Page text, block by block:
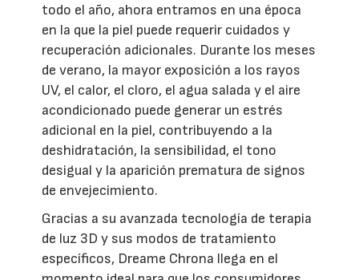
todo el año, ahora entramos en una época
en la que la piel puede requerir cuidados y
recuperación adicionales. Durante los meses
de verano, la mayor exposición a los rayos
UV, el calor, el cloro, el agua salada y el aire
acondicionado puede generar un estrés
adicional en la piel, contribuyendo a la
deshidratación, la sensibilidad, el tono
desigual y la aparición prematura de signos
de envejecimiento.
Gracias a su avanzada tecnología de terapia
de luz 3D y sus modos de tratamiento
específicos, Dreame Chrona llega en el